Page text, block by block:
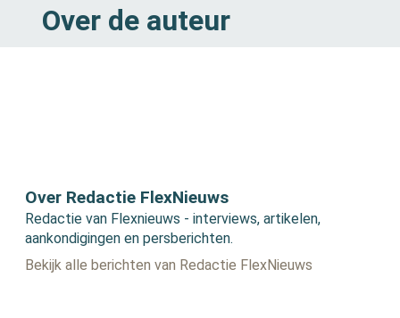
Over de auteur
Over Redactie FlexNieuws
Redactie van Flexnieuws - interviews, artikelen,
aankondigingen en persberichten.
Bekijk alle berichten van Redactie FlexNieuws